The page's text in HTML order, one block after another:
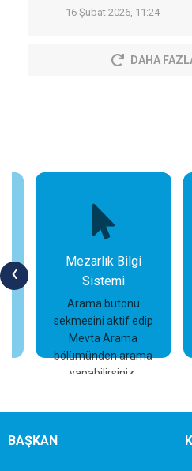
16 Şubat 2026, 11:24
DAHA
‹
Mezarlık Bilgi
Sistemi
Arama butonu
sekmesini aktif edip
Mevta Arama
bölümünden arama
yapabilirsiniz.
İncele
BAŞKAN